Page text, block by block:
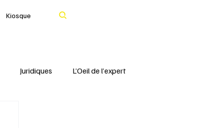
Kiosque
Juridiques L’Oeil de l’expert